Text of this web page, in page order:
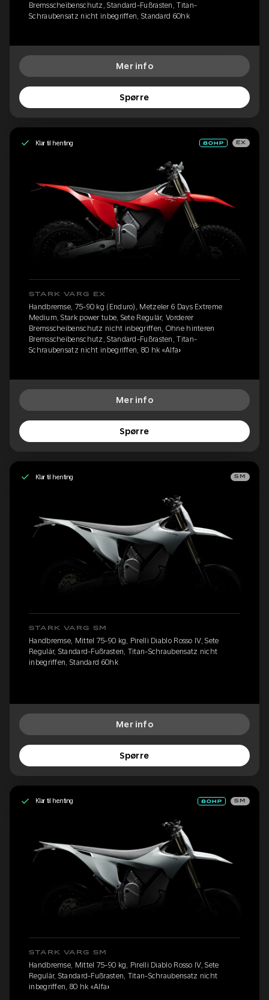
Bremsscheibenschutz, Standard-Fußrasten, Titan-
Schraubensatz nicht inbegriffen, Standard 60hk
Mer info
Spørre
Klar til henting EX
STARK VARG EX
Handbremse, 75-90 kg (Enduro), Metzeler 6 Days Extreme
Medium, Stark power tube, Sete Regulär, Vorderer
Bremsscheibenschutz nicht inbegriffen, Ohne hinteren
Bremsscheibenschutz, Standard-Fußrasten, Titan-
Schraubensatz nicht inbegriffen, 80 hk «Alfa»
Mer info
Spørre
Klar til henting SM
STARK VARG SM
Handbremse, Mittel 75-90 kg, Pirelli Diablo Rosso IV, Sete
Regulär, Standard-Fußrasten, Titan-Schraubensatz nicht
inbegriffen, Standard 60hk
Mer info
Spørre
Klar til henting SM
STARK VARG SM
Handbremse, Mittel 75-90 kg, Pirelli Diablo Rosso IV, Sete
Regulär, Standard-Fußrasten, Titan-Schraubensatz nicht
inbegriffen, 80 hk «Alfa»